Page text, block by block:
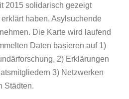
2015 solidarisch gezeigt
haben, Asylsuchende
Die Karte wird laufend
Daten basieren auf 1)
2) Erklärungen
3) Netzwerken
Städten.